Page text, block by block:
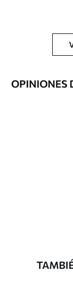
Método de
Vinilo
OPINIONES